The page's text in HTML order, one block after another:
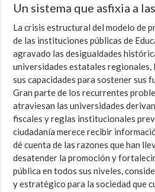
Un sistema que asfixia a
La crisis estructural del modelo de
de las instituciones públicas de
agravado las desigualdades
universidades estatales regionales,
sus capacidades para sostener sus
Gran parte de los recurrentes
atraviesan las universidades
fiscales y reglas institucionales
ciudadanía merece recibir
dé cuenta de las razones que han
desatender la promoción y
pública en todos sus niveles,
y estratégico para la sociedad que